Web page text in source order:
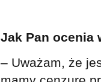
Jak Pan ocenia
– Uważam, że